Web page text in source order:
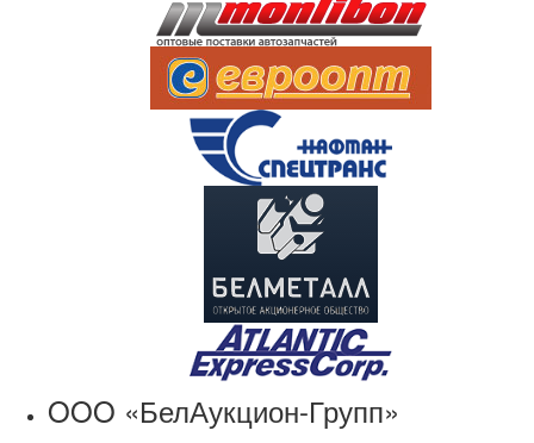
OOO «БелАукцион-Групп»